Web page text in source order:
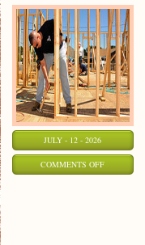
JULY - 12 - 2026
COMMENTS OFFON